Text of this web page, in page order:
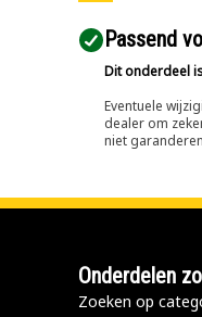
Passend
Dit onderdeel
Eventuele
dealer om
niet
Onderdelen
Zoeken op